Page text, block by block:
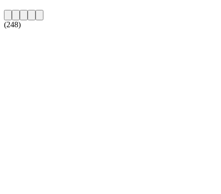
(248)